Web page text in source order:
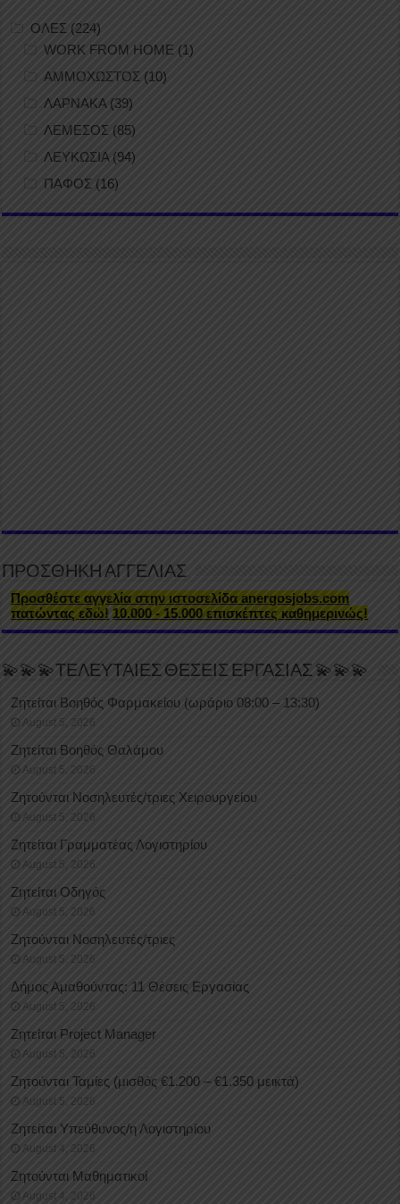
ΟΛΕΣ (224)
WORK FROM HOME (1)
ΑΜΜΟΧΩΣΤΟΣ (10)
ΛΑΡΝΑΚΑ(39)
ΛΕΜΕΣΟΣ (85)
ΛΕΥΚΩΣΙΑ (94)
ΠΑΦΟΣ (16)
ΠΡΟΣΘΗΚΗ ΑΓΓΕΛΙΑΣ
Προσθέστε αγγελία στην ιστοσελίδα anergosjobs.com
πατώντας εδώ! 10.000 - 15.000 επισκέπτες καθημερινώς!
💫💫💫ΤΕΛΕΥΤΑΙΕΣ ΘΕΣΕΙΣ ΕΡΓΑΣΙΑΣ 💫💫💫
Ζητείται Βοηθός Φαρμακείου (ωράριο 08:00 – 13:30)
August 5, 2026
Ζητείται Βοηθός Θαλάμου
August 5, 2026
Ζητούνται Νοσηλευτές/τριες Χειρουργείου
August 5, 2026
Ζητείται Γραμματέας Λογιστηρίου
August 5, 2026
Ζητείται Οδηγός
August 5, 2026
Ζητούνται Νοσηλευτές/τριες
August 5, 2026
Δήμος Αμαθούντας: 11 Θέσεις Εργασίας
August 5, 2026
Ζητείται Project Manager
August 5, 2026
Ζητούνται Ταμίες (μισθός €1.200 – €1.350 μεικτά)
August 5, 2026
Ζητείται Υπεύθυνος/η Λογιστηρίου
August 4, 2026
Ζητούνται Μαθηματικοί
August 4, 2026